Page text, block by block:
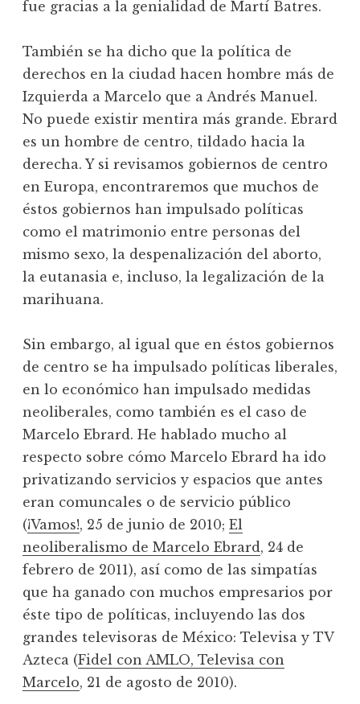
fue gracias a la genialidad de Martí Batres.
También se ha dicho que la política de
derechos en la ciudad hacen hombre más de
Izquierda a Marcelo que a Andrés Manuel.
No puede existir mentira más grande. Ebrard
es un hombre de centro, tildado hacia la
derecha. Y si revisamos gobiernos de centro
en Europa, encontraremos que muchos de
éstos gobiernos han impulsado políticas
como el matrimonio entre personas del
mismo sexo, la despenalización del aborto,
la eutanasia e, incluso, la legalización de la
marihuana.
Sin embargo, al igual que en éstos gobiernos
de centro se ha impulsado políticas liberales,
en lo económico han impulsado medidas
neoliberales, como también es el caso de
Marcelo Ebrard. He hablado mucho al
respecto sobre cómo Marcelo Ebrard ha ido
privatizando servicios y espacios que antes
eran comuncales o de servicio público
(¡Vamos!, 25 de junio de 2010; El
neoliberalismo de Marcelo Ebrard, 24 de
febrero de 2011), así como de las simpatías
que ha ganado con muchos empresarios por
éste tipo de políticas, incluyendo las dos
grandes televisoras de México: Televisa y TV
Azteca (Fidel con AMLO, Televisa con
Marcelo, 21 de agosto de 2010).